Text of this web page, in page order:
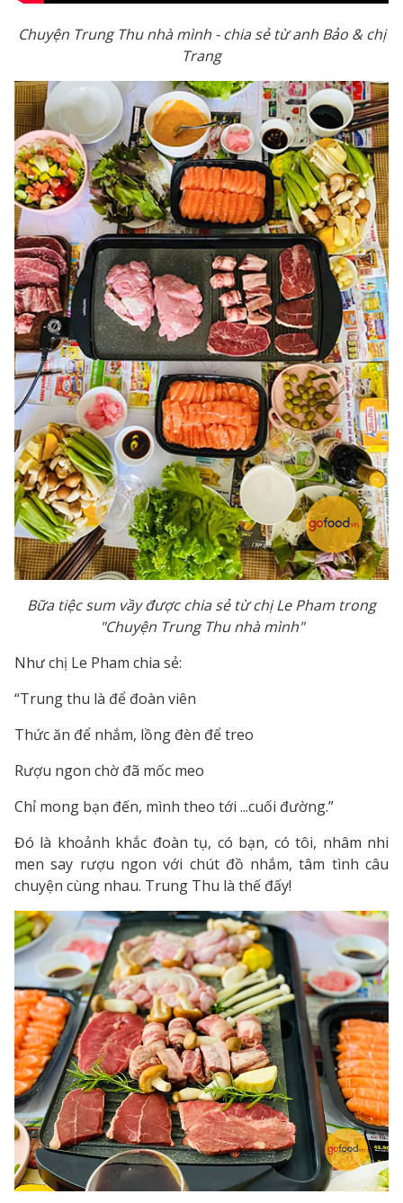
Chuyện Trung Thu nhà mình - chia sẻ từ anh Bảo & chị
Trang
Bữa tiệc sum vầy được chia sẻ từ chị Le Pham trong
"Chuyện Trung Thu nhà mình"
Như chị Le Pham chia sẻ:
“Trung thu là để đoàn viên
Thức ăn để nhắm, lồng đèn để treo
Rượu ngon chờ đã mốc meo
Chỉ mong bạn đến, mình theo tới ...cuối đường.”
Đó là khoảnh khắc đoàn tụ, có bạn, có tôi, nhâm nhi
men say rượu ngon với chút đồ nhắm, tâm tình câu
chuyện cùng nhau. Trung Thu là thế đấy!